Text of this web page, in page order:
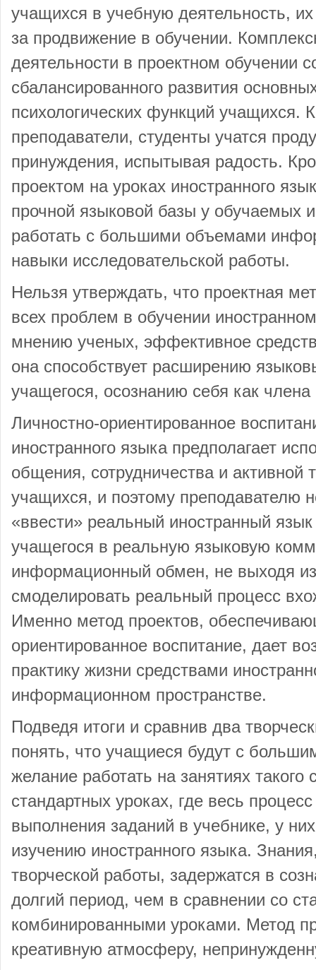
учащихся в учебную деятельность,
за продвижение в обучении.
деятельности в проектном обучении
сбалансированного развития
психологических функций учащихся.
преподаватели, студенты учатся
принуждения, испытывая радость.
проектом на уроках иностранного
прочной языковой базы у обучаемых
работать с большими объемами
навыки исследовательской работы.
Нельзя утверждать, что проектная
всех проблем в обучении
мнению ученых, эффективное
она способствует расширению
учащегося, осознанию себя как члена
Личностно-ориентированное
иностранного языка предполагает
общения, сотрудничества и активной
учащихся, и поэтому преподавателю
«ввести» реальный иностранный
учащегося в реальную языковую
информационный обмен, не выходя
смоделировать реальный процесс
Именно метод проектов,
ориентированное воспитание, дает
практику жизни средствами
информационном пространстве.
Подведя итоги и сравнив два
понять, что учащиеся будут с
желание работать на занятиях
стандартных уроках, где весь процесс
выполнения заданий в учебнике, у
изучению иностранного языка.
творческой работы, задержатся в
долгий период, чем в сравнении со
комбинированными уроками. Метод
креативную атмосферу,